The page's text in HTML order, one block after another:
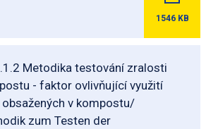
1546 KB
Metodika testování zralosti
- faktor ovlivňující využití
obsažených v kompostu/
zum Testen der